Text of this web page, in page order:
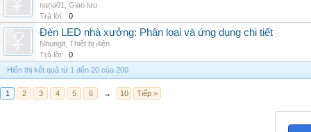
nana01
Giao lưu
Trả lời:
0
Đèn LED nhà xưởng: Phân loại và ứng dụng chi tiết
Nhunglt Thiết bị điện
Trả lời:
0
Hiển thị kết quả từ 1 đến 20 của 200
1 2 3 4 5 6 → 10 Tiếp >